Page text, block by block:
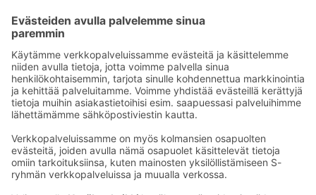
Sähköpostiosoitteet S-ryhmässä ovat muotoa
etunimi.sukunimi@sok.fi
Seuraa meitä: